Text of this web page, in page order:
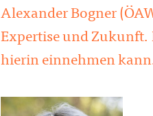
Alexander Bogner
Expertise und Zukunft.
hierin einnehmen